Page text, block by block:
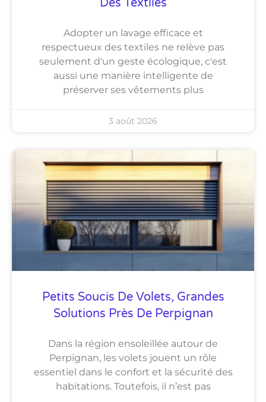
Adopter un lavage efficace et
respectueux des textiles ne relève pas
seulement d'un geste écologique, c'est
aussi une manière intelligente de
préserver ses vêtements plus
3 août 2026
Petits Soucis De Volets, Grandes
Solutions Près De Perpignan
Dans la région ensoleillée autour de
Perpignan, les volets jouent un rôle
essentiel dans le confort et la sécurité des
habitations. Toutefois, il n’est pas